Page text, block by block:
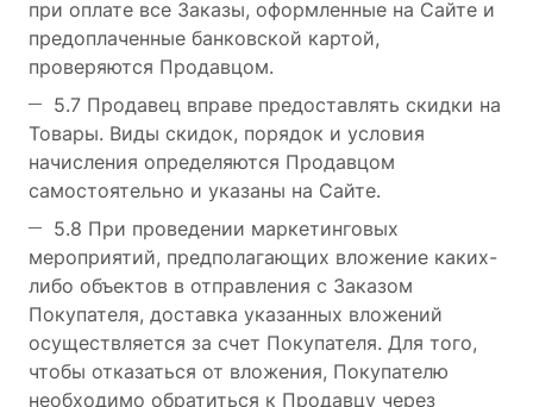
при оплате все Заказы, оформленные на Сайте и
предоплаченные банковской картой,
проверяются Продавцом.
5.7 Продавец вправе предоставлять скидки на
Товары. Виды скидок, порядок и условия
начисления определяются Продавцом
самостоятельно и указаны на Сайте.
5.8 При проведении маркетинговых
мероприятий, предполагающих вложение каких-
либо объектов в отправления с Заказом
Покупателя, доставка указанных вложений
осуществляется за счет Покупателя. Для того,
чтобы отказаться от вложения, Покупателю
необходимо обратиться к Продавцу через